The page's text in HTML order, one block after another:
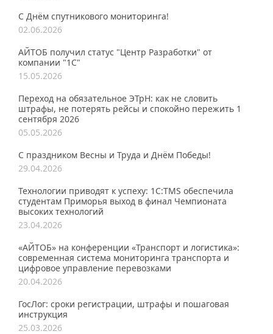
С Днём спутникового мониторинга!
02.06.2026
АЙТОБ получил статус "Центр Разработки" от
компании "1С"
15.05.2026
Переход на обязательное ЭТрН: как не словить
штрафы, не потерять рейсы и спокойно пережить 1
сентября 2026
05.05.2026
С праздником Весны и Труда и Днём Победы!
29.04.2026
Технологии приводят к успеху: 1С:TMS обеспечила
студентам Приморья выход в финал Чемпионата
высоких технологий
23.04.2026
«АЙТОБ» на конференции «Транспорт и логистика»:
современная система мониторинга транспорта и
цифровое управление перевозками
20.04.2026
ГосЛог: сроки регистрации, штрафы и пошаговая
инструкция
25.03.2026